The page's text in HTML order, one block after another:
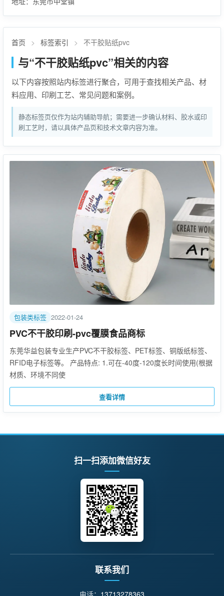
首页 > 标签索引 > 不干胶贴纸pvc
与“不干胶贴纸pvc”相关的内容
以下内容按照站内标签进行聚合，可用于查找相关产品、材
料应用、印刷工艺、常见问题和案例。
静态标签页仅作为站内辅助导航；需要进一步确认材料、胶水或印
刷工艺时，请以具体产品页和技术文章内容为准。
包装类标签 2022-01-24
PVC不干胶印刷-pvc覆膜食品商标
东莞华益包装专业生产PVC不干胶标签、PET标签、铜版纸标签、
RFID电子标签等。 产品特点: 1.可在-40度-120度长时间使用(根据
材质、环境不同使
查看详情
扫一扫添加微信好友
联系我们
电话： 13713278363